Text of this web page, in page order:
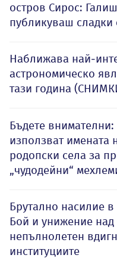
остров Сирос:
публикуваш сладки
Наближава най-
астрономическо
тази година
Бъдете
използват имената
родопски села за
„чудодейни“
Брутално насилие
Бой и унижение над
непълнолетен
институциите